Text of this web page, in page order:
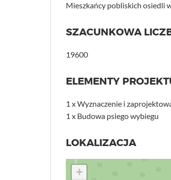
Mieszkańcy pobliskich osiedli
SZACUNKOWA
19600
ELEMENTY
1 x Wyznaczenie i
1 x Budowa psiego wybiegu
LOKALIZACJA
+